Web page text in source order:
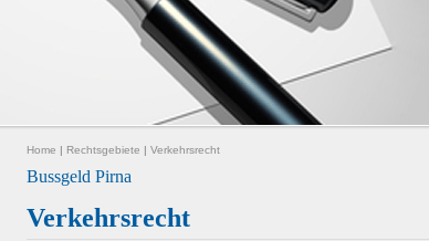
Home | Rechtsgebiete | Verkehrsrecht
Bussgeld Pirna
Verkehrsrecht